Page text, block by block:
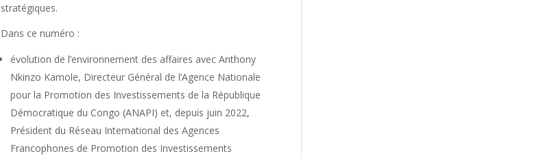
stratégiques.
Dans ce numéro :
évolution de l’environnement des affaires avec Anthony
Nkinzo Kamole, Directeur Général de l’Agence Nationale
pour la Promotion des Investissements de la République
Démocratique du Congo (ANAPI) et, depuis juin 2022,
Président du Réseau International des Agences
Francophones de Promotion des Investissements